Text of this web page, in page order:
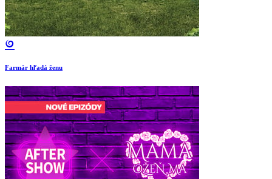
Farmár hľadá ženu